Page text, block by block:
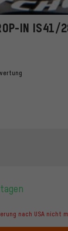
IN IS41/
nach USA nicht